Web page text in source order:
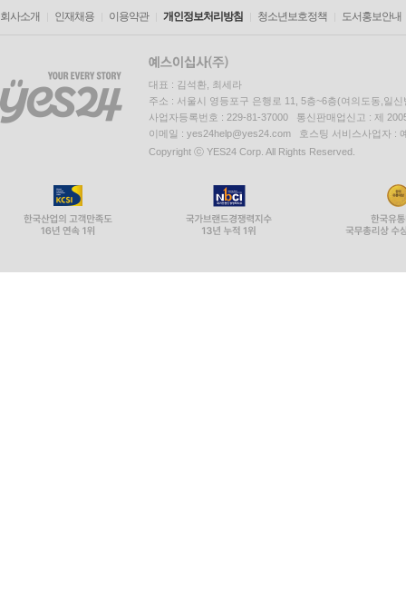
회사소개 인재채용 이용약관 개인정보처리방침 청소년보호정책 도서홍보안내
대표 : 김석환, 최세라
주소 : 서울시 영등포구 은행로 11, 5층~6층(여의도동,일신
사업자등록번호 : 229-81-37000 통신판매업신고 : 제
이메일 : yes24help@yes24.com 호스팅 서비스사업자 :
Copyright ⓒ YES24 Corp. All Rights Reserved.